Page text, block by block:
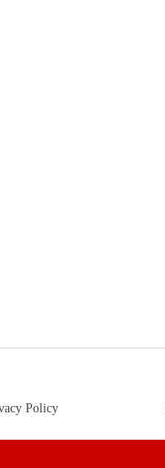
Policy